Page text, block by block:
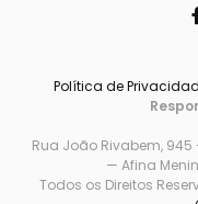
Política de
Rua João Rivabem,
— Afina
Todos os Direitos